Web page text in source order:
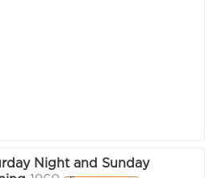
Night and Sunday